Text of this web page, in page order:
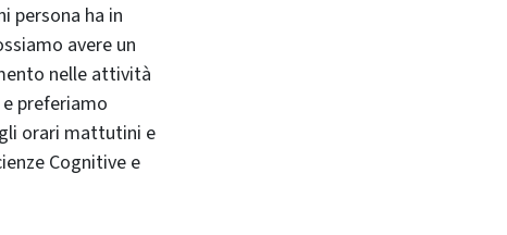
persona ha in
avere un
nelle attività
preferiamo
orari mattutini e
Cognitive e